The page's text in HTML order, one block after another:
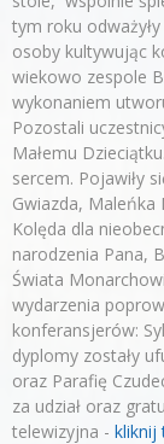
tym roku
osoby kultywując
wiekowo zespole
wykonaniem
Pozostali
Małemu
sercem. Pojawiły
Gwiazda, Maleńka
Kolęda dla
narodzenia Pana,
Świata
wydarzenia
konferansjerów:
dyplomy zostały
oraz Parafię
za udział oraz
telewizyjna - kliknij